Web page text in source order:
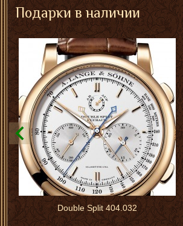
Подарки в наличии
Double Split 404.032